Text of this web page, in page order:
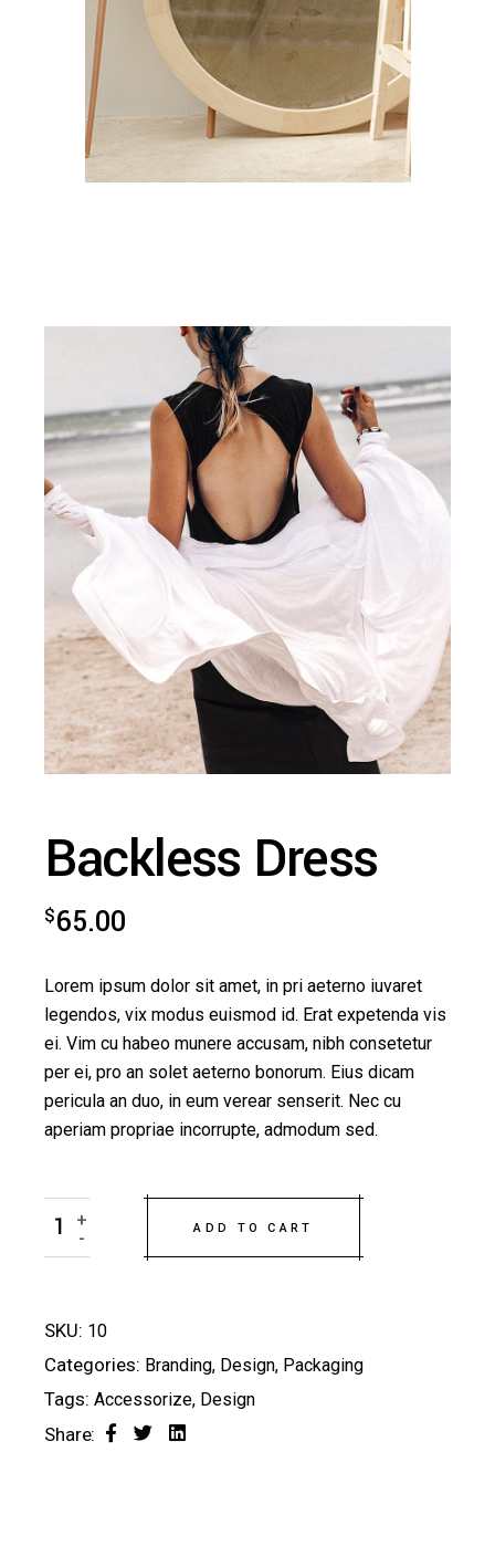
Backless Dress
$65.00
Lorem ipsum dolor sit amet, in pri aeterno iuvaret
legendos, vix modus euismod id. Erat expetenda vis
ei. Vim cu habeo munere accusam, nibh consetetur
per ei, pro an solet aeterno bonorum. Eius dicam
pericula an duo, in eum verear senserit. Nec cu
aperiam propriae incorrupte, admodum sed.
Backless Dress quantity
-
+ ADD TO CART
SKU: 10
Categories: Branding, Design, Packaging
Tags: Accessorize, Design
Share: